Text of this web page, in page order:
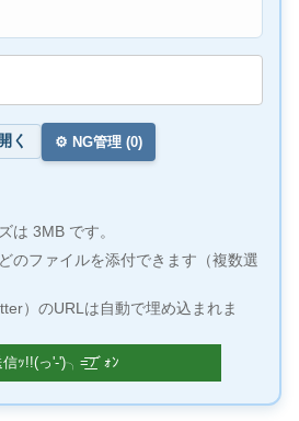
く ⚙️ NG管理 (0)
は 3MB です。
のファイルを添付できます（複数選
）のURLは自動で埋め込まれま